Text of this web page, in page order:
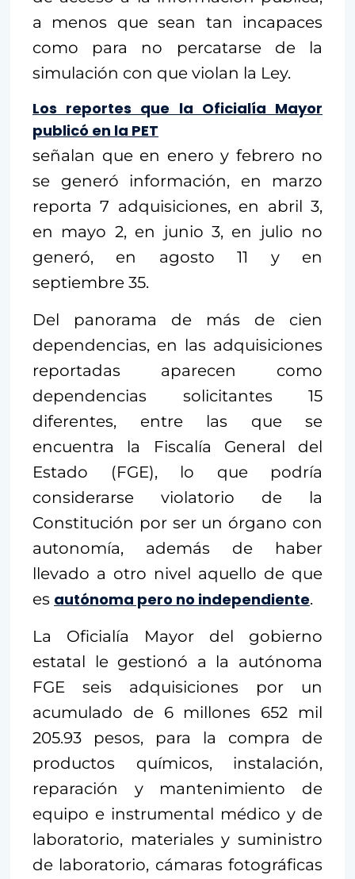
a menos que sean tan incapaces
como para no percatarse de la
simulación con que violan la Ley.
Los reportes que la Oficialía Mayor
publicó en la PET
señalan que en enero y febrero no
se generó información, en marzo
reporta 7 adquisiciones, en abril 3,
en mayo 2, en junio 3, en julio no
generó, en agosto 11 y en
septiembre 35.
Del panorama de más de cien
dependencias, en las adquisiciones
reportadas aparecen como
dependencias solicitantes 15
diferentes, entre las que se
encuentra la Fiscalía General del
Estado (FGE), lo que podría
considerarse violatorio de la
Constitución por ser un órgano con
autonomía, además de haber
llevado a otro nivel aquello de que
es autónoma pero no independiente.
La Oficialía Mayor del gobierno
estatal le gestionó a la autónoma
FGE seis adquisiciones por un
acumulado de 6 millones 652 mil
205.93 pesos, para la compra de
productos químicos, instalación,
reparación y mantenimiento de
equipo e instrumental médico y de
laboratorio, materiales y suministro
de laboratorio, cámaras fotográficas